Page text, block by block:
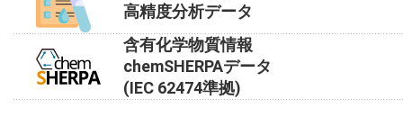
高精度分析データ
含有化学物質情報
chemSHERPAデータ
(IEC 62474準拠)